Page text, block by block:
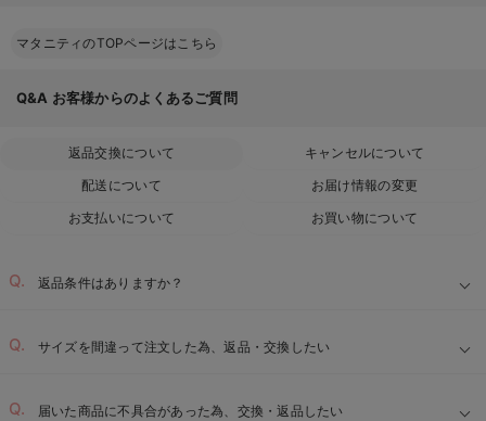
マタニティのTOPページはこちら
Q&A お客様からのよくあるご質問
返品交換について
キャンセルについて
配送について
お届け情報の変更
お支払いについて
お買い物について
返品条件はありますか？
サイズを間違って注文した為、返品・交換したい
届いた商品に不具合があった為、交換・返品したい